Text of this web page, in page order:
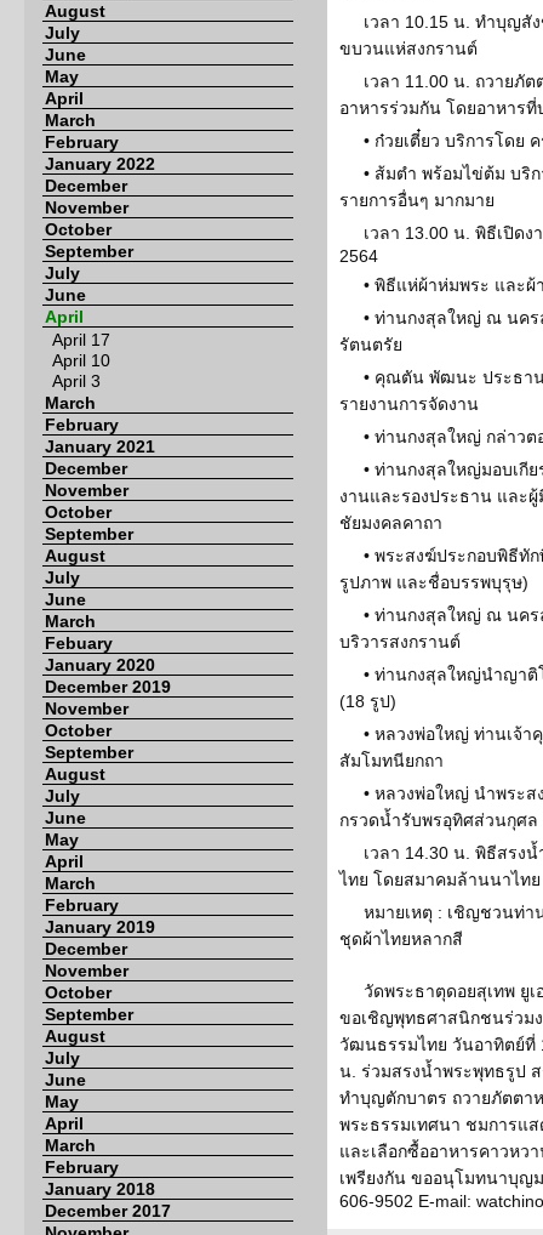
August
July
June
May
April
March
February
January 2022
December
November
October
September
July
June
April
April 17
April 10
April 3
March
February
January 2021
December
November
October
September
August
July
June
March
Febuary
January 2020
December 2019
November
October
September
August
July
June
May
April
March
February
January 2019
December
November
October
September
August
July
June
May
April
March
February
January 2018
December 2017
เวลา 10.15 น. ทำบุญสั
ขบวนแห่สงกรานต์
เวลา 11.00 น. ถวายภั
อาหารร่วมกัน โดยอาหารที่
• ก๋วยเตี๋ยว บริการโด
• ส้มตำ พร้อมไข่ต้ม บริ
รายการอื่นๆ มากมาย
เวลา 13.00 น. พิธีเปิด
2564
• พิธีแห่ผ้าห่มพระ และ
• ท่านกงสุลใหญ่ ณ นคร
รัตนตรัย
• คุณตัน พัฒนะ ประธาน
รายงานการจัดงาน
• ท่านกงสุลใหญ่ กล่าว
• ท่านกงสุลใหญ่มอบเกี
งานและรองประธาน และ
ชัยมงคลคาถา
• พระสงฆ์ประกอบพิธีทั
รูปภาพ และชื่อบรรพบุรุษ)
• ท่านกงสุลใหญ่ ณ นคร
บริวารสงกรานต์
• ท่านกงสุลใหญ่นำญาติ
(18 รูป)
• หลวงพ่อใหญ่ ท่านเจ้า
สัมโมทนียกถา
• หลวงพ่อใหญ่ นำพระ
กรวดน้ำรับพรอุทิศส่วนกุศล
เวลา 14.30 น. พิธีสรง
ไทย โดยสมาคมล้านนาไทย
หมายเหตุ : เชิญชวนท่า
ชุดผ้าไทยหลากสี
วัดพระธาตุดอยสุเทพ ยู
ขอเชิญพุทธศาสนิกชนร่วม
วัฒนธรรมไทย วันอาทิตย์ที่
น. ร่วมสรงน้ำพระพุทธรูป
ทำบุญตักบาตร ถวายภัตตา
พระธรรมเทศนา ชมการแ
และเลือกซื้ออาหารคาวหว
เพรียงกัน ขออนุโมทนาบุญ
606-9502 E-mail: